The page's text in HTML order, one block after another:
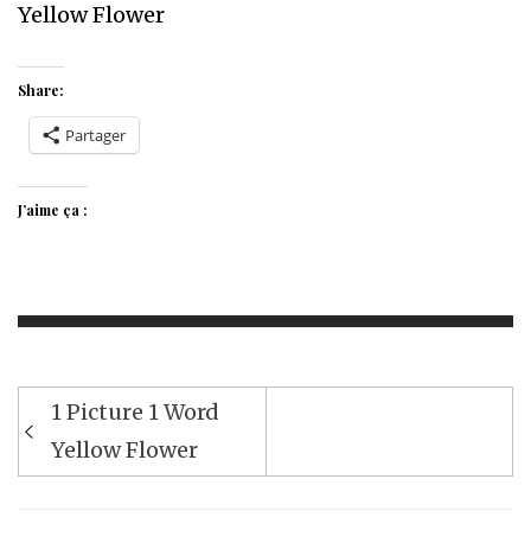
Yellow Flower
Share:
Partager
J’aime ça :
Navigation
de
l’article
1 Picture 1 Word
Yellow Flower